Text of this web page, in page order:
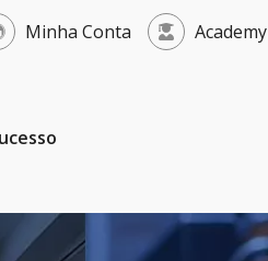
Minha Conta Academy